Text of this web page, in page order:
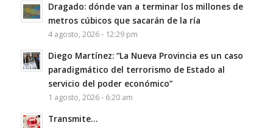
Dragado: dónde van a terminar los millones de
metros cúbicos que sacarán de la ría
4 agosto, 2026 - 12:29 pm
Diego Martínez: “La Nueva Provincia es un caso
paradigmático del terrorismo de Estado al
servicio del poder económico”
1 agosto, 2026 - 6:20 am
Transmite…